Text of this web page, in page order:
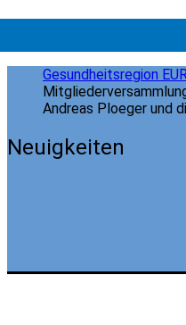
Gesundheitsregion
Andreas Ploeger und
Neuigkeiten